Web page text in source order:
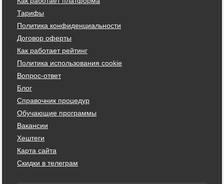
Тарифы
Политика конфиденциальности
Договор оферты
Как работает рейтинг
Политика использования cookie
Вопрос-ответ
Блог
Справочник процедур
Обучающие программы
Вакансии
Хештеги
Карта сайта
Скидки в телеграм